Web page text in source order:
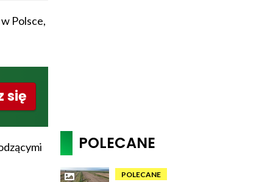
Polsce,
się
POLECANE
POLECANE